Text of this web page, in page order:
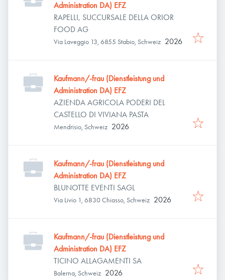
Administration DA) EFZ
RAPELLI, SUCCURSALE DELLA ORIOR
FOOD AG
Via Laveggio 13, 6855 Stabio, Schweiz 2026
Kaufmann/-frau (Dienstleistung und
Administration DA) EFZ
AZIENDA AGRICOLA PODERI DEL
CASTELLO DI VIVIANA PASTA
Mendrisio, Schweiz 2026
Kaufmann/-frau (Dienstleistung und
Administration DA) EFZ
BLUNOTTE EVENTI SAGL
Via Livio 1, 6830 Chiasso, Schweiz 2026
Kaufmann/-frau (Dienstleistung und
Administration DA) EFZ
TICINO ALLAGAMENTI SA
Balerna, Schweiz 2026